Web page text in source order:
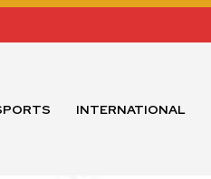
INTERNATIONAL